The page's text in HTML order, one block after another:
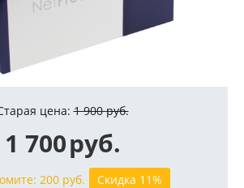
цена: 1 900 руб.
1 700руб.
200 руб. Скидка 11%